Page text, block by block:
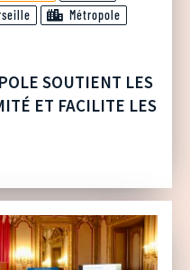
Métropole
SOUTIENT LES
ET FACILITE LES